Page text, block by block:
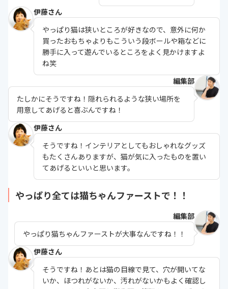
伊藤さん
やっぱり猫は狭いところが好きなので、意外に何か
買ったおもちゃよりもこういう段ボールや箱などに
勝手に入って遊んでいるところをよく見かけますよ
ね笑
編集部
たしかにそうですね！隠れられるような狭い場所を
用意してあげると喜ぶんですね！
伊藤さん
そうですね！インテリアとしてもおしゃれなグッズ
もたくさんありますが、猫が気に入ったものを置い
てあげるといいと思います。
やっぱり全ては猫ちゃんファーストで！！
編集部
やっぱり猫ちゃんファーストが大事なんですね！！
伊藤さん
そうですね！あとは猫の目線で見て、穴が開いてな
いか、ほつれがないか、汚れがないかもよく確認し